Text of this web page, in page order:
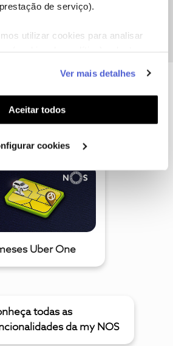
de serviço).
utilizar cookies para analisar
de personalização e
anúncios aos seus interesses
personalizada). Pode gerir a
clicando em "Configurar
Ver mais detalhes
Aceitar todos
cookies
que COMBINA
Uber One
todas as
da my NOS